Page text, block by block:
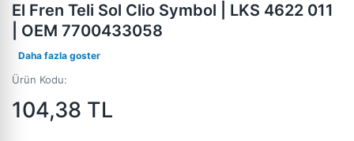
El Fren Teli Sol Clio Symbol | LKS 4622 011
| OEM 7700433058
Daha fazla goster
Ürün Kodu:
104,38 TL